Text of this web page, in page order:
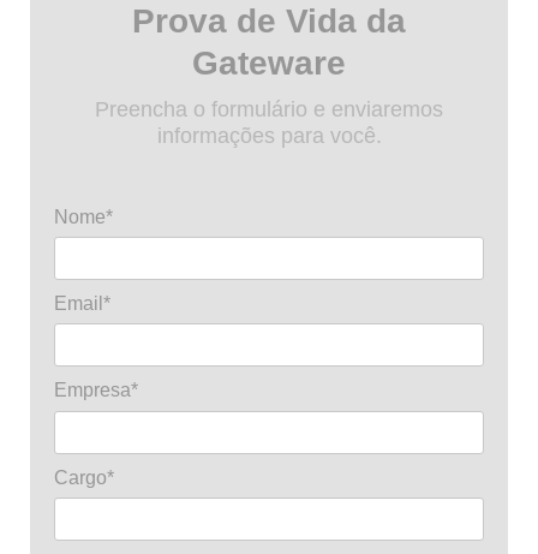
Prova de Vida da
Gateware
Preencha o formulário e enviaremos
informações para você.
Nome*
Email*
Empresa*
Cargo*